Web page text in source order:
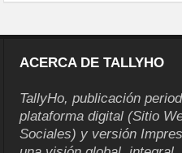
ACERCA DE TALLYHO
TallyHo, publicación
plataforma digital (Sitio
Sociales) y versión